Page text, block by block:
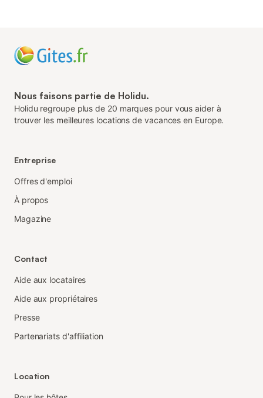
Nous faisons partie de Holidu.
Holidu regroupe plus de 20 marques pour vous aider à
trouver les meilleures locations de vacances en Europe.
Entreprise
Offres d'emploi
À propos
Magazine
Contact
Aide aux locataires
Aide aux propriétaires
Presse
Partenariats d'affiliation
Location